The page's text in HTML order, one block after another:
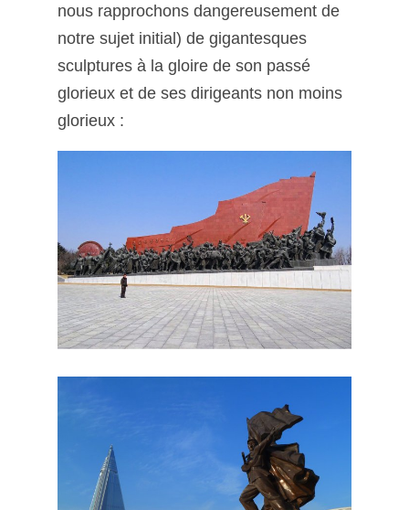
nous rapprochons dangereusement de
notre sujet initial) de gigantesques
sculptures à la gloire de son passé
glorieux et de ses dirigeants non moins
glorieux :